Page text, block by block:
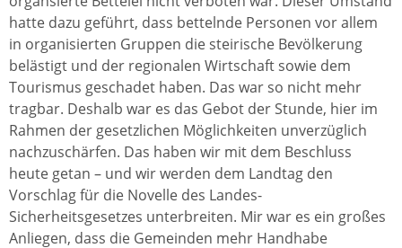
hatte dazu geführt, dass bettelnde Personen vor allem
in organisierten Gruppen die steirische Bevölkerung
belästigt und der regionalen Wirtschaft sowie dem
Tourismus geschadet haben. Das war so nicht mehr
tragbar. Deshalb war es das Gebot der Stunde, hier im
Rahmen der gesetzlichen Möglichkeiten unverzüglich
nachzuschärfen. Das haben wir mit dem Beschluss
heute getan – und wir werden dem Landtag den
Vorschlag für die Novelle des Landes-
Sicherheitsgesetzes unterbreiten. Mir war es ein großes
Anliegen, dass die Gemeinden mehr Handhabe